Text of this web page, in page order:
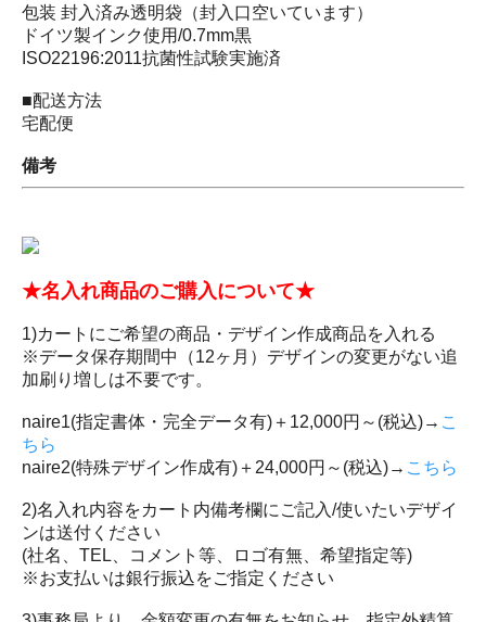
包装 封入済み透明袋（封入口空いています）
ドイツ製インク使用/0.7mm黒
ISO22196:2011抗菌性試験実施済
■配送方法
宅配便
備考
★名入れ商品のご購入について★
1)カートにご希望の商品・デザイン作成商品を入れる
※データ保存期間中（12ヶ月）デザインの変更がない追
加刷り増しは不要です。
naire1(指定書体・完全データ有)＋12,000円～(税込)→ こ
ちら
naire2(特殊デザイン作成有)＋24,000円～(税込)→ こちら
2)名入れ内容をカート内備考欄にご記入/使いたいデザイ
ンは送付ください
(社名、TEL、コメント等、ロゴ有無、希望指定等)
※お支払いは銀行振込をご指定ください